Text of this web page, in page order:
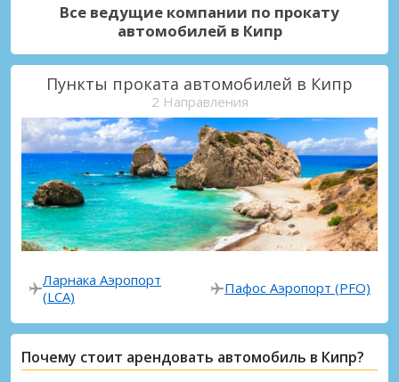
Все ведущие компании по прокату
автомобилей в Кипр
Пункты проката автомобилей в Кипр
2 Направления
Ларнака Аэропорт
(LCA)
Пафос Аэропорт (PFO)
Почему стоит арендовать автомобиль в Кипр?